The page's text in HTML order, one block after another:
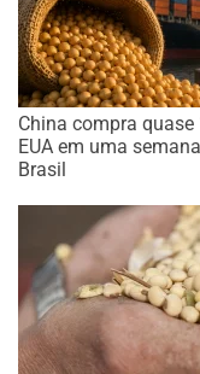
China compra
EUA em uma
Brasil